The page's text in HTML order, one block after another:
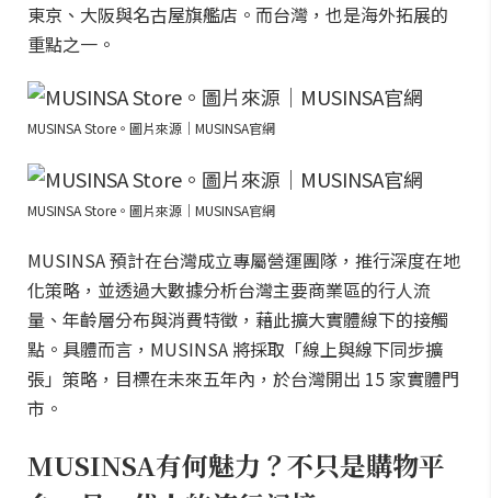
東京、大阪與名古屋旗艦店。而台灣，也是海外拓展的
重點之一。
MUSINSA Store。圖片來源｜MUSINSA官網
MUSINSA Store。圖片來源｜MUSINSA官網
MUSINSA 預計在台灣成立專屬營運團隊，推行深度在地
化策略，並透過大數據分析台灣主要商業區的行人流
量、年齡層分布與消費特徵，藉此擴大實體線下的接觸
點。具體而言，MUSINSA 將採取「線上與線下同步擴
張」策略，目標在未來五年內，於台灣開出 15 家實體門
市。
MUSINSA有何魅力？不只是購物平